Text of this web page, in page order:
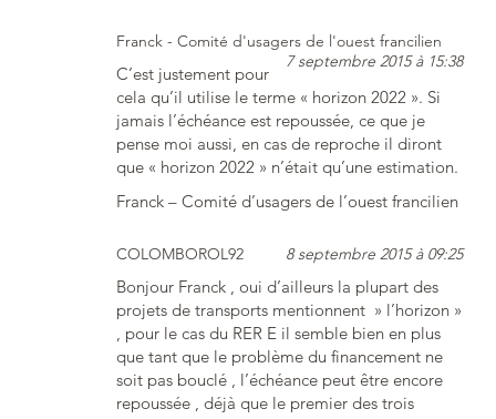
Franck - Comité d'usagers de l'ouest francilien
7 septembre 2015 à 15:38
C’est justement pour
cela qu’il utilise le terme « horizon 2022 ». Si
jamais l’échéance est repoussée, ce que je
pense moi aussi, en cas de reproche il diront
que « horizon 2022 » n’était qu’une estimation.
Franck – Comité d’usagers de l’ouest francilien
COLOMBOROL92 8 septembre 2015 à 09:25
Bonjour Franck , oui d’ailleurs la plupart des
projets de transports mentionnent » l’horizon »
, pour le cas du RER E il semble bien en plus
que tant que le problème du financement ne
soit pas bouclé , l’échéance peut être encore
repoussée , déjà que le premier des trois